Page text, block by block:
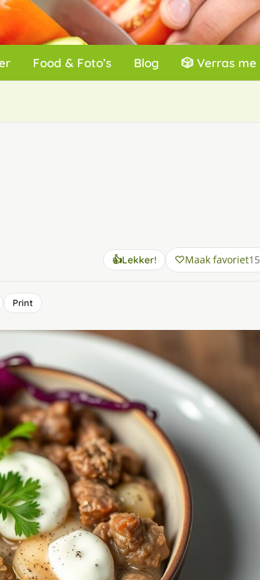
Food & Foto’s Blog 🎲 Verras me
👍Lekker! Maak favoriet15
Print